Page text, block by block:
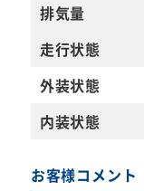
排気量
走行状態
外装状態
内装状態
お客様コメント